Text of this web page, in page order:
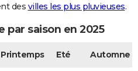
des villes les plus pluvieuses.
par saison en 2025
Printemps Eté Automne